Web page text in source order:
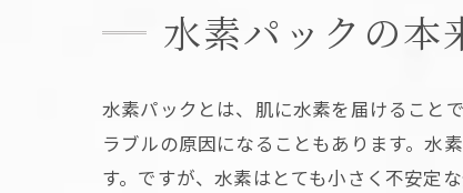
水素パックの本
水素パックとは、肌に水素を届けること
ラブルの原因になることもあります。水
す。ですが、水素はとても小さく不安定